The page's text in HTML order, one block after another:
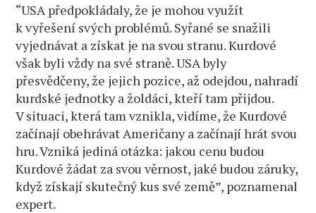
“USA předpokládaly, že je mohou využít
k vyřešení svých problémů. Syřané se snažili
vyjednávat a získat je na svou stranu. Kurdové
však byli vždy na své straně. USA byly
přesvědčeny, že jejich pozice, až odejdou, nahradí
kurdské jednotky a žoldáci, kteří tam přijdou.
V situaci, která tam vznikla, vidíme, že Kurdové
začínají obehrávat Američany a začínají hrát svou
hru. Vzniká jediná otázka: jakou cenu budou
Kurdové žádat za svou věrnost, jaké budou záruky,
když získají skutečný kus své země”, poznamenal
expert.